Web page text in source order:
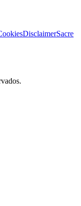
DisclaimerSacre